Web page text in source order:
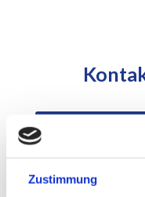
Zustimmung